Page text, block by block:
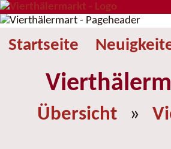
Startseite
Übersicht »